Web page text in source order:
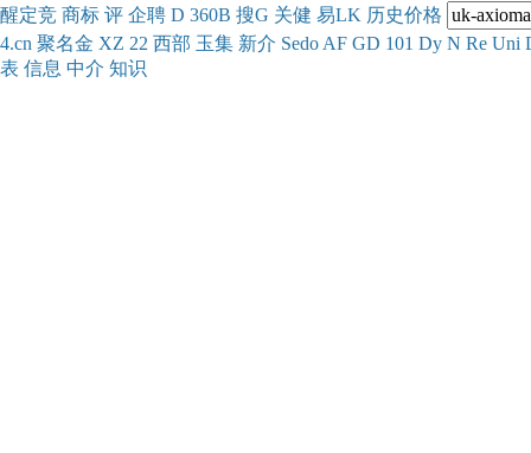
醒定竞 商标 评 企聘 D 360B 搜G 关健 易LK 历史价格
4.cn 聚名金 XZ 22 西部 玉集 新介 Sedo AF GD 101 Dy N Re Uni
表 信息 中介 知识